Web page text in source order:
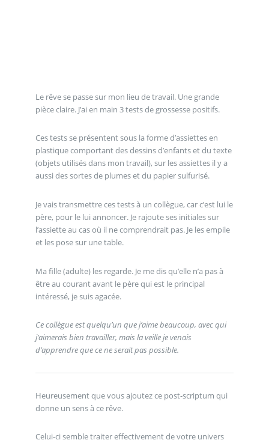
Le rêve se passe sur mon lieu de travail. Une grande
pièce claire. J’ai en main 3 tests de grossesse positifs.
Ces tests se présentent sous la forme d’assiettes en
plastique comportant des dessins d’enfants et du texte
(objets utilisés dans mon travail), sur les assiettes il y a
aussi des sortes de plumes et du papier sulfurisé.
Je vais transmettre ces tests à un collègue, car c’est lui le
père, pour le lui annoncer. Je rajoute ses initiales sur
l’assiette au cas où il ne comprendrait pas. Je les empile
et les pose sur une table.
Ma fille (adulte) les regarde. Je me dis qu’elle n’a pas à
être au courant avant le père qui est le principal
intéressé, je suis agacée.
Ce collègue est quelqu’un que j’aime beaucoup, avec qui
j’aimerais bien travailler, mais la veille je venais
d’apprendre que ce ne serait pas possible.
Heureusement que vous ajoutez ce post-scriptum qui
donne un sens à ce rêve.
Celui-ci semble traiter effectivement de votre univers